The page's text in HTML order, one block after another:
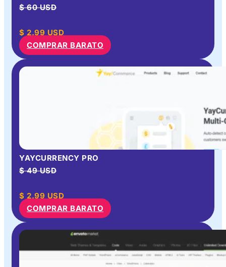
$ 60 USD
$ 2.99 USD
COMPRAR BARATO
YAYCURRENCY PRO
$ 49 USD
$ 2.99 USD
COMPRAR BARATO